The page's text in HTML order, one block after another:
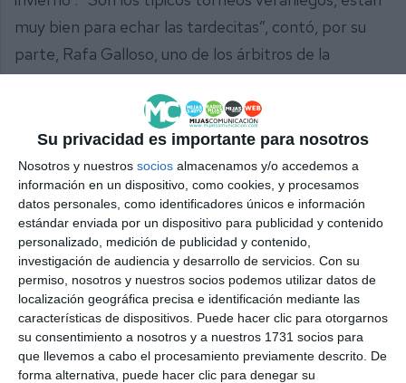
Su privacidad es importante para nosotros
Nosotros y nuestros socios almacenamos y/o accedemos a
información en un dispositivo, como cookies, y procesamos
datos personales, como identificadores únicos e información
estándar enviada por un dispositivo para publicidad y contenido
personalizado, medición de publicidad y contenido,
investigación de audiencia y desarrollo de servicios. Con su
permiso, nosotros y nuestros socios podemos utilizar datos de
localización geográfica precisa e identificación mediante las
características de dispositivos. Puede hacer clic para otorgarnos
su consentimiento a nosotros y a nuestros 1731 socios para
que llevemos a cabo el procesamiento previamente descrito. De
forma alternativa, puede hacer clic para denegar su
muy bien para echar las tardecitas”, contó, por su
parte, Rafa Galloso, uno de los árbitros de la
competición.
La asociación deportiva Inarpe se encarga de la
organización de ambas competiciones junto al área
de Deportes del Ayuntamiento de Mijas. “Estamos
muy ilusionados con los dos torneos, tanto con el
primero, que llevamos ya 19 años, y con el segundo,
que podemo decir que son como primera y segunda
respectivamente, así pueden jugar equipos de todos
los niveles”, resaltó Alexis Pérez, responsable de
Inarpe y organizador de estas citas deportivas
veraniegas, “así seguimos enganchado al fútbol, con